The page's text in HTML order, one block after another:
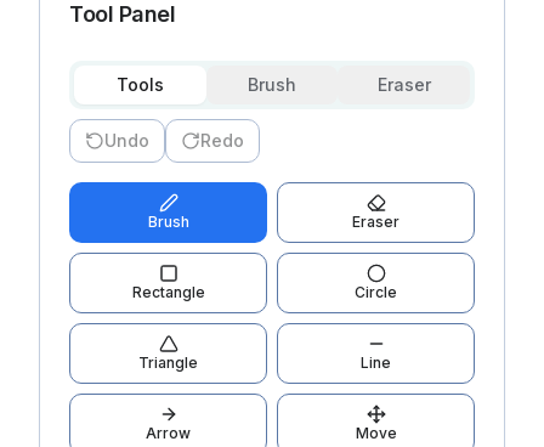
Tool Panel
Tools Brush Eraser
Undo Redo
Brush Eraser
Rectangle Circle
Triangle Line
Arrow Move